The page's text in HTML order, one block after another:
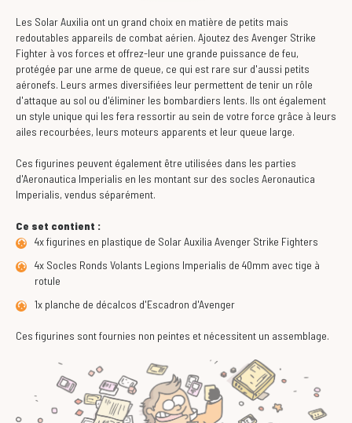
Les Solar Auxilia ont un grand choix en matière de petits mais
redoutables appareils de combat aérien. Ajoutez des Avenger Strike
Fighter à vos forces et offrez-leur une grande puissance de feu,
protégée par une arme de queue, ce qui est rare sur d'aussi petits
aéronefs. Leurs armes diversifiées leur permettent de tenir un rôle
d'attaque au sol ou d'éliminer les bombardiers lents. Ils ont également
un style unique qui les fera ressortir au sein de votre force grâce à leurs
ailes recourbées, leurs moteurs apparents et leur queue large.
Ces figurines peuvent également être utilisées dans les parties
d'Aeronautica Imperialis en les montant sur des socles Aeronautica
Imperialis, vendus séparément.
Ce set contient :
4x figurines en plastique de Solar Auxilia Avenger Strike Fighters
4x Socles Ronds Volants Legions Imperialis de 40mm avec tige à
rotule
1x planche de décalcos d'Escadron d'Avenger
Ces figurines sont fournies non peintes et nécessitent un assemblage.